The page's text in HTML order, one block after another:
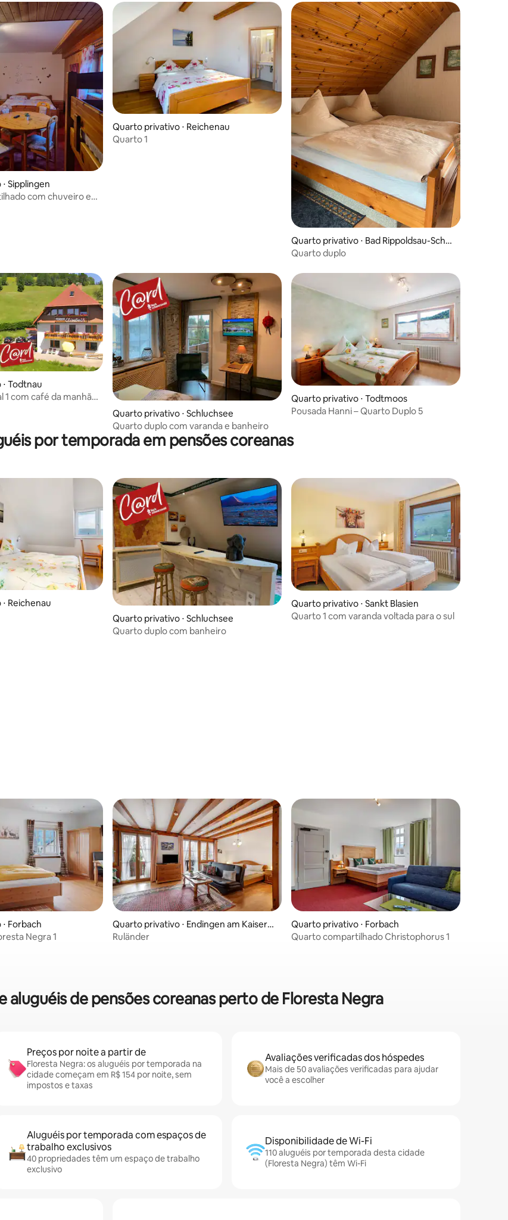
Sipplingen
com chuveiro e
Quarto privativo ⋅ Reichenau
Quarto 1
Quarto privativo ⋅ Bad Rippoldsau-Schap
bach
Quarto duplo
Todtnau
1 com café da manhã
Quarto privativo ⋅ Schluchsee
Quarto duplo com varanda e banheiro
Quarto privativo ⋅ Todtmoos
Pousada Hanni – Quarto Duplo 5
por temporada em pensões coreanas
Reichenau
Quarto privativo ⋅ Schluchsee
Quarto duplo com banheiro
Quarto privativo ⋅ Sankt Blasien
Quarto 1 com varanda voltada para o sul
Forbach
Negra 1
Quarto privativo ⋅ Endingen am Kaiserst
uhl
Ruländer
Quarto privativo ⋅ Forbach
Quarto compartilhado Christophorus 1
aluguéis de pensões coreanas perto de Floresta Negra
Preços por noite a partir de
Floresta Negra: os aluguéis por temporada na
cidade começam em R$ 154 por noite, sem
impostos e taxas
Avaliações verificadas dos hóspedes
Mais de 50 avaliações verificadas para ajudar
você a escolher
Aluguéis por temporada com espaços de
trabalho exclusivos
40 propriedades têm um espaço de trabalho
exclusivo
Disponibilidade de Wi-Fi
110 aluguéis por temporada desta cidade
(Floresta Negra) têm Wi-Fi